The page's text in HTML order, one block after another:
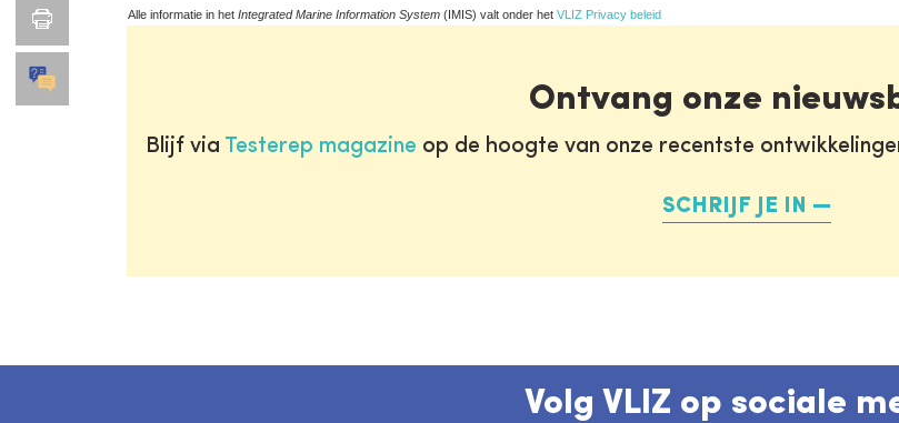
Alle informatie in het Integrated Marine Information System (IMIS) valt onder het VLIZ Privacy beleid
Ontvang onze
Blijf via Testerep magazine op de hoogte van onze recentste
SCHRIJF JE IN
Volg VLIZ op sociale